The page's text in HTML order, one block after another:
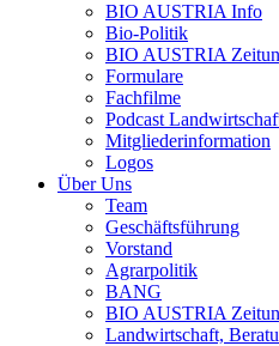
BIO AUSTRIAInfo
Bio-Politik
BIO AUSTRIA
Formulare
Fachfilme
Podcast
Mitgliederinformation
Logos
Über Uns
Team
Geschäftsführung
Vorstand
Agrarpolitik
BANG
BIO AUSTRIA
Landwirtschaft,